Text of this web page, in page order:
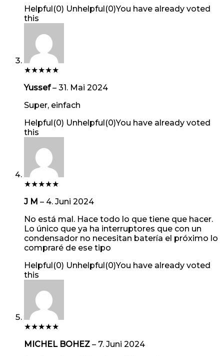
Helpful(0) Unhelpful(0)You have already voted
this
★★★★★
Yussef– 31. Mai 2024
Super, einfach
Helpful(0) Unhelpful(0)You have already voted
this
★★★★★
J M – 4. Juni 2024
No está mal. Hace todo lo que tiene que hacer.
Lo único que ya ha interruptores que con un
condensador no necesitan batería el próximo lo
compraré de ese tipo
Helpful(0) Unhelpful(0)You have already voted
this
★★★★★
MICHEL BOHEZ – 7. Juni 2024